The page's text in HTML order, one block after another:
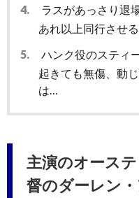
4.
ラスがあっさり退
あれ以上同行させ
5.
ハンク役のスティ
起きても無傷、動
は…
主演のオース
督のダーレン